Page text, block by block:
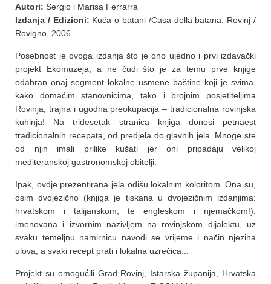
Autori: Sergio i Marisa Ferrarra
Izdanja / Edizioni: Kuća o batani /Casa della batana, Rovinj /
Rovigno, 2006.
Posebnost je ovoga izdanja što je ono ujedno i prvi izdavački
projekt Ekomuzeja, a ne čudi što je za temu prve knjige
odabran onaj segment lokalne usmene baštine koji je svima,
kako domaćim stanovnicima, tako i brojnim posjetiteljima
Rovinja, trajna i ugodna preokupacija – tradicionalna rovinjska
kuhinja! Na tridesetak stranica knjiga donosi petnaest
tradicionalnih recepata, od predjela do glavnih jela. Mnoge ste
od njih imali prilike kušati jer oni pripadaju velikoj
mediteranskoj gastronomskoj obitelji.
Ipak, ovdje prezentirana jela odišu lokalnim koloritom. Ona su,
osim dvojezično (knjiga je tiskana u dvojezičnim izdanjima:
hrvatskom i talijanskom, te engleskom i njemačkom!),
imenovana i izvornim nazivljem na rovinjskom dijalektu, uz
svaku temeljnu namirnicu navodi se vrijeme i način njezina
ulova, a svaki recept prati i lokalna uzrečica...
Projekt su omoguć́ili Grad Rovinj, Istarska županija, Hrvatska